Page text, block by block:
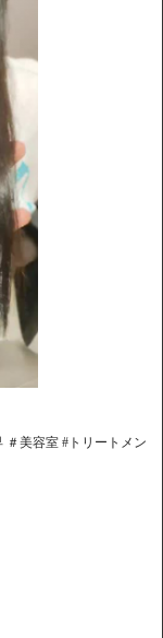
＃美容室 #トリートメン